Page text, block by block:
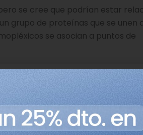
se cree que podrían estar
grupo de proteínas que se unen
se asocian a puntos de
Philip J. Stephens y
a hacer referencia a
. Podemos encontrar
(péptidos).